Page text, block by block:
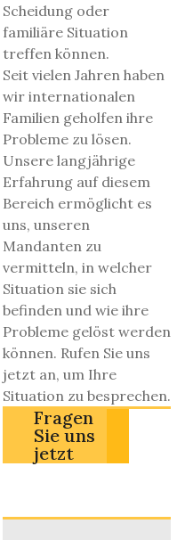
Scheidung oder
familiäre Situation
treffen können.
Seit vielen Jahren haben
wir internationalen
Familien geholfen ihre
Probleme zu lösen.
Unsere langjährige
Erfahrung auf diesem
Bereich ermöglicht es
uns, unseren
Mandanten zu
vermitteln, in welcher
Situation sie sich
befinden und wie ihre
Probleme gelöst werden
können. Rufen Sie uns
jetzt an, um Ihre
Situation zu besprechen.
Fragen
Sie uns
jetzt